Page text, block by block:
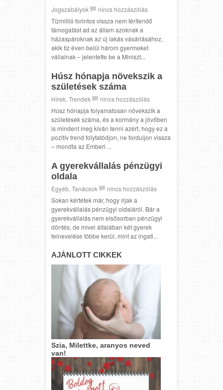
Jogszabályok
nincs hozzászólás
Tízmillió forintos vissza nem térítendő
támogatást ad az állam azoknak a
házaspároknak az új lakás vásárlásához,
akik tíz éven belül három gyermeket
vállalnak – jelentette be a Miniszt...
Húsz hónapja növekszik a
születések száma
Hírek, Trendek
nincs hozzászólás
Húsz hónapja folyamatosan növekszik a
születések száma, és a kormány a jövőben
is mindent meg kíván tenni azért, hogy ez a
pozitív trend folytatódjon, ne forduljon vissza
– mondta az Emberi ...
A gyerekvállalás pénzügyi
oldala
Egyéb, Tanácsok
nincs hozzászólás
Sokan kértétek már, hogy írjak a
gyerekvállalás pénzügyi oldaláról. Bár a
gyerekvállalás nem elsősorban pénzügyi
döntés, de mivel általában két gyerek
felnevelése többe kerül, mint az ingatl...
AJÁNLOTT CIKKEK
Szia, Milettke, aranyos neved
van!